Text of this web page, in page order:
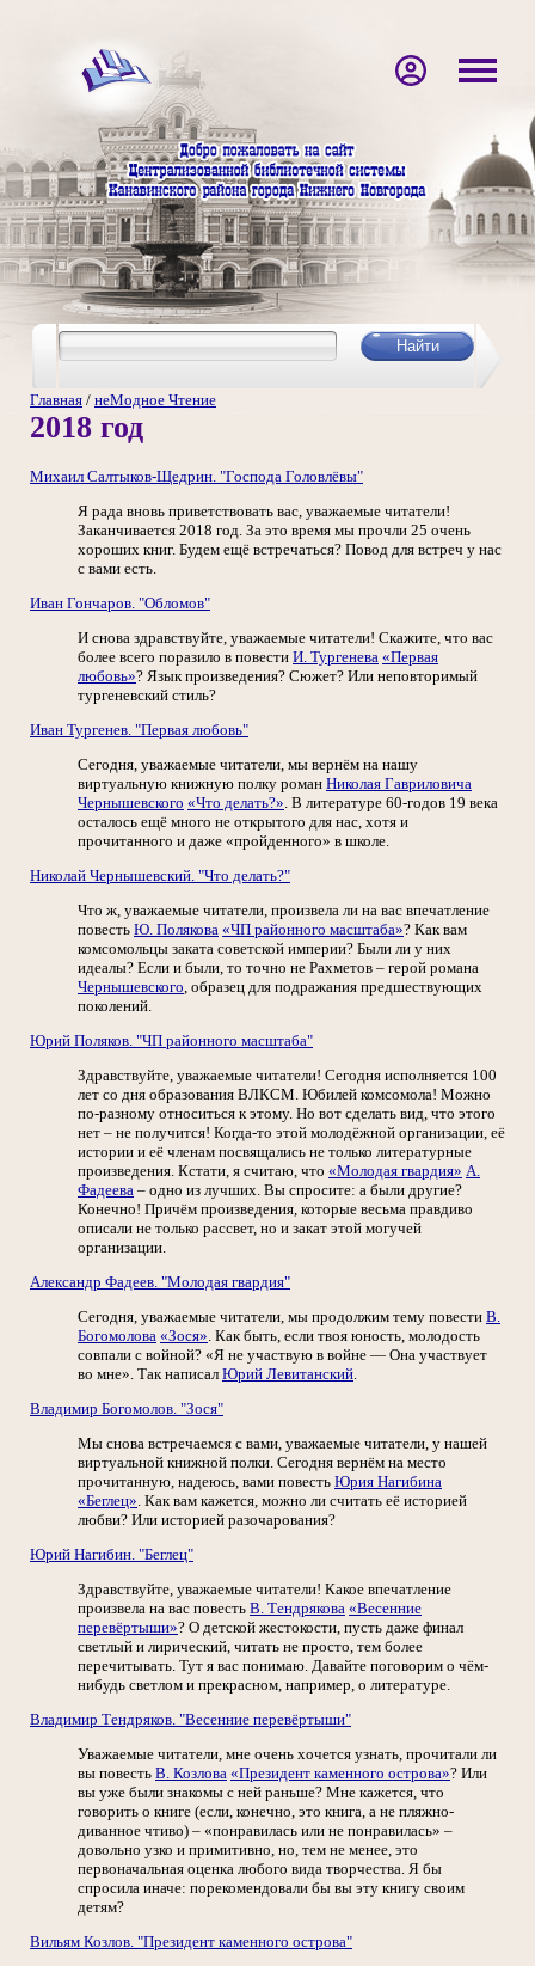
Главная / неМодное Чтение
2018 год
Михаил Салтыков-Щедрин. "Господа Головлёвы"
Я рада вновь приветствовать вас, уважаемые читатели!
Заканчивается 2018 год. За это время мы прочли 25 очень
хороших книг. Будем ещё встречаться? Повод для встреч у нас
с вами есть.
Иван Гончаров. "Обломов"
И снова здравствуйте, уважаемые читатели! Скажите, что вас
более всего поразило в повести И. Тургенева «Первая
любовь»? Язык произведения? Сюжет? Или неповторимый
тургеневский стиль?
Иван Тургенев. "Первая любовь"
Сегодня, уважаемые читатели, мы вернём на нашу
виртуальную книжную полку роман Николая Гавриловича
Чернышевского «Что делать?». В литературе 60-годов 19 века
осталось ещё много не открытого для нас, хотя и
прочитанного и даже «пройденного» в школе.
Николай Чернышевский. "Что делать?"
Что ж, уважаемые читатели, произвела ли на вас впечатление
повесть Ю. Полякова «ЧП районного масштаба»? Как вам
комсомольцы заката советской империи? Были ли у них
идеалы? Если и были, то точно не Рахметов – герой романа
Чернышевского, образец для подражания предшествующих
поколений.
Юрий Поляков. "ЧП районного масштаба"
Здравствуйте, уважаемые читатели! Сегодня исполняется 100
лет со дня образования ВЛКСМ. Юбилей комсомола! Можно
по-разному относиться к этому. Но вот сделать вид, что этого
нет – не получится! Когда-то этой молодёжной организации, её
истории и её членам посвящались не только литературные
произведения. Кстати, я считаю, что «Молодая гвардия» А.
Фадеева – одно из лучших. Вы спросите: а были другие?
Конечно! Причём произведения, которые весьма правдиво
описали не только рассвет, но и закат этой могучей
организации.
Александр Фадеев. "Молодая гвардия"
Сегодня, уважаемые читатели, мы продолжим тему повести В.
Богомолова «Зося». Как быть, если твоя юность, молодость
совпали с войной? «Я не участвую в войне — Она участвует
во мне». Так написал Юрий Левитанский.
Владимир Богомолов. "Зося"
Мы снова встречаемся с вами, уважаемые читатели, у нашей
виртуальной книжной полки. Сегодня вернём на место
прочитанную, надеюсь, вами повесть Юрия Нагибина
«Беглец». Как вам кажется, можно ли считать её историей
любви? Или историей разочарования?
Юрий Нагибин. "Беглец"
Здравствуйте, уважаемые читатели! Какое впечатление
произвела на вас повесть В. Тендрякова «Весенние
перевёртыши»? О детской жестокости, пусть даже финал
светлый и лирический, читать не просто, тем более
перечитывать. Тут я вас понимаю. Давайте поговорим о чём-
нибудь светлом и прекрасном, например, о литературе.
Владимир Тендряков. "Весенние перевёртыши"
Уважаемые читатели, мне очень хочется узнать, прочитали ли
вы повесть В. Козлова «Президент каменного острова»? Или
вы уже были знакомы с ней раньше? Мне кажется, что
говорить о книге (если, конечно, это книга, а не пляжно-
диванное чтиво) – «понравилась или не понравилась» –
довольно узко и примитивно, но, тем не менее, это
первоначальная оценка любого вида творчества. Я бы
спросила иначе: порекомендовали бы вы эту книгу своим
детям?
Вильям Козлов. "Президент каменного острова"